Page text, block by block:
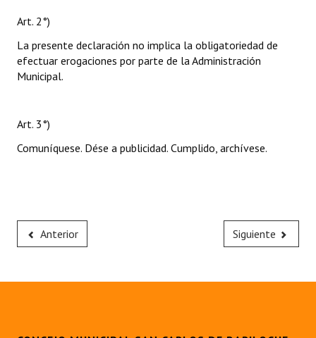
Art. 2°)
La presente declaración no implica la obligatoriedad de
efectuar erogaciones por parte de la Administración
Municipal.
Art. 3°)
Comuníquese. Dése a publicidad. Cumplido, archívese.
Anterior Siguiente